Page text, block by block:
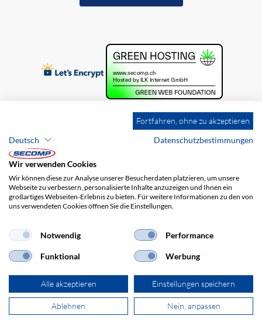
Brands Impressum
AGB
Haftungsausschluss
Versandkosten
© 2026 SECOMP AG. Alle Rechte vorbehalten.
powered by polynorm
Fortfahren, ohne zu akzeptieren
Deutsch
Datenschutzbestimmungen
Wir verwenden Cookies
Wir können diese zur Analyse unserer Besucherdaten platzieren, um unsere
Webseite zu verbessern, personalisierte Inhalte anzuzeigen und Ihnen ein
großartiges Webseiten-Erlebnis zu bieten. Für weitere Informationen zu den von
uns verwendeten Cookies öffnen Sie die Einstellungen.
Notwendig Performance
Funktional Werbung
Alle akzeptieren Einstellungen speichern
Ablehnen Nein, anpassen